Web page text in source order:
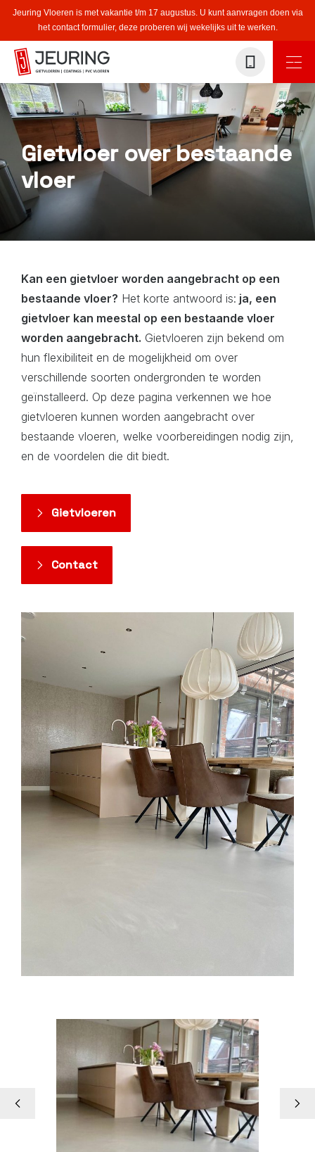
Jeuring Vloeren is met vakantie t/m 17 augustus. U kunt aanvragen doen via
het contact formulier, deze proberen wij wekelijks uit te werken.
Gietvloer over bestaande
vloer
Kan een gietvloer worden aangebracht op een
bestaande vloer? Het korte antwoord is: ja, een
gietvloer kan meestal op een bestaande vloer
worden aangebracht. Gietvloeren zijn bekend om
hun flexibiliteit en de mogelijkheid om over
verschillende soorten ondergronden te worden
geïnstalleerd. Op deze pagina verkennen we hoe
gietvloeren kunnen worden aangebracht over
bestaande vloeren, welke voorbereidingen nodig zijn,
en de voordelen die dit biedt.
Gietvloeren
Contact